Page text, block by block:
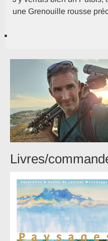
une Grenouille rousse
Livres/